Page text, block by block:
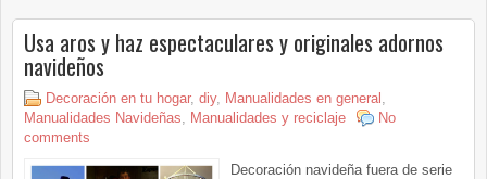
Usa aros y haz espectaculares y originales adornos
navideños
Decoración en tu hogar, diy, Manualidades en general
Manualidades Navideñas
Manualidades y reciclaje
No
comments
Decoración navideña fuera de serie